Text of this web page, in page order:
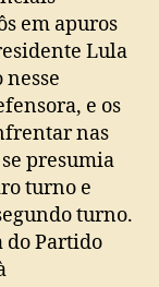
em apuros
Lula
e os
nas
presumia
turno e
turno.
do Partido